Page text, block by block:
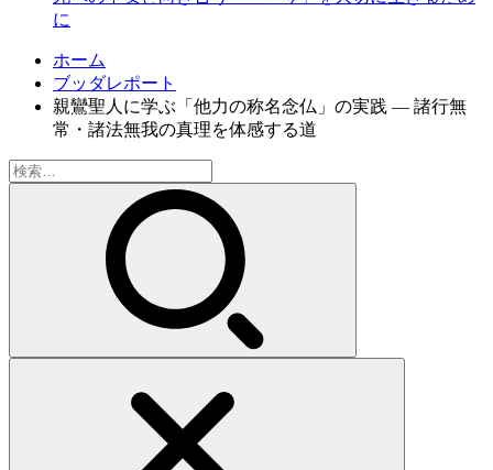
に
ホーム
ブッダレポート
親鸞聖人に学ぶ「他力の称名念仏」の実践 — 諸行無
常・諸法無我の真理を体感する道
検